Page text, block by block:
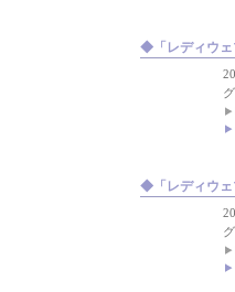
◆「レディウェ
◆「レディウェ